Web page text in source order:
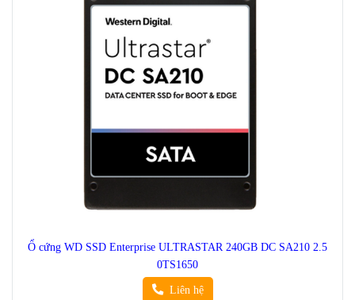
Ổ cứng WD SSD Enterprise ULTRASTAR 240GB DC SA210 2.5
0TS1650
Liên hệ